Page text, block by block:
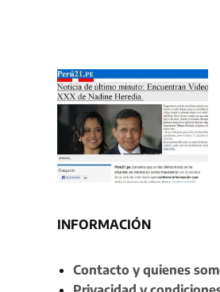
INFORMACIÓN
Contacto y quienes